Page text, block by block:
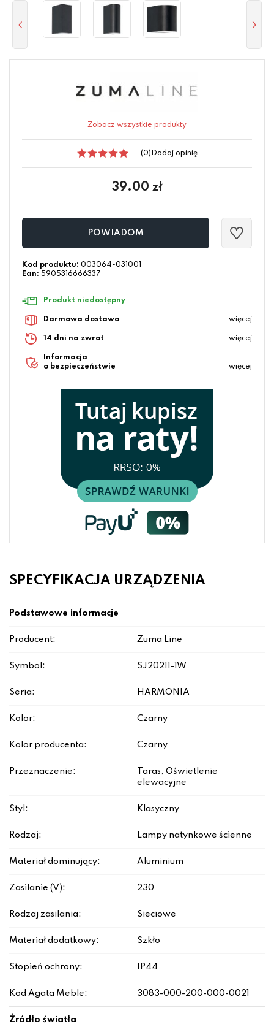
Zobacz wszystkie produkty
(0) Dodaj opinię
39.00 zł
POWIADOM
Kod produktu: 003064-031001
Ean: 5905316666337
Produkt niedostępny
Darmowa dostawa więcej
14 dni na zwrot więcej
Informacja
o bezpieczeństwie
więcej
SPECYFIKACJA URZĄDZENIA
Podstawowe informacje
Producent: Zuma Line
Symbol: SJ20211-1W
Seria: HARMONIA
Kolor: Czarny
Kolor producenta: Czarny
Przeznaczenie:
Taras, Oświetlenie
elewacyjne
Styl: Klasyczny
Rodzaj: Lampy natynkowe ścienne
Materiał dominujący: Aluminium
Zasilanie (V): 230
Rodzaj zasilania: Sieciowe
Materiał dodatkowy: Szkło
Stopień ochrony: IP44
Kod Agata Meble: 3083-000-200-000-0021
Źródło światła